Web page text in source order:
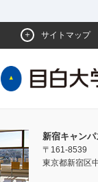
サイトマップ
新宿キャンパ
〒161-8539
東京都新宿区